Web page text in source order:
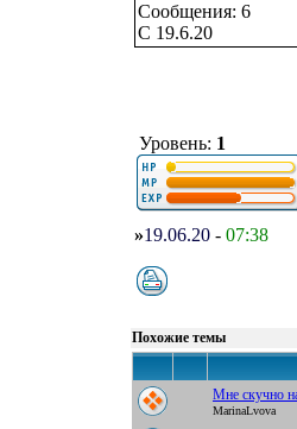
Сообщения: 6
C 19.6.20
Уровень: 1
»19.06.20 - 07:38
Похожие темы
Мне скучно
MarinaLvova